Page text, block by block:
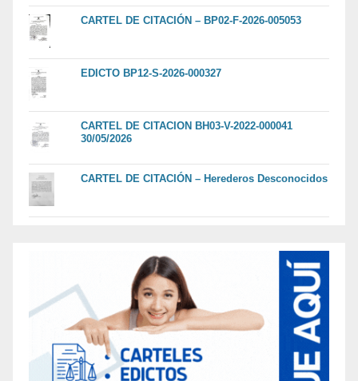
CARTEL DE CITACIÓN – BP02-F-2026-005053
EDICTO BP12-S-2026-000327
CARTEL DE CITACION BH03-V-2022-000041
30/05/2026
CARTEL DE CITACIÓN – Herederos Desconocidos